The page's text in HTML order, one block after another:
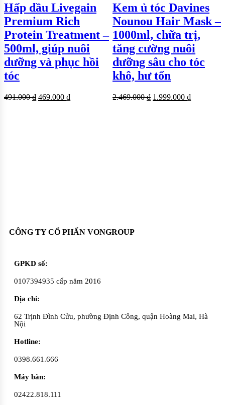
Hấp dầu Livegain
Premium Rich
Protein Treatment –
500ml, giúp nuôi
dưỡng và phục hồi
tóc
491.000₫ 469.000 ₫
Kem ủ tóc Davines
Nounou Hair Mask –
1000ml, chữa trị,
tăng cường nuôi
dưỡng sâu cho tóc
khô, hư tổn
2.469.000₫ 1.999.000 ₫
CÔNG TY CỔ PHẨN VONGROUP
GPKD số:
0107394935 cấp năm 2016
Địa chỉ:
62 Trịnh Đình Cửu, phường Định Công, quận Hoàng Mai, Hà
Nội
Hotline:
0398.661.666
Máy bàn:
02422.818.111